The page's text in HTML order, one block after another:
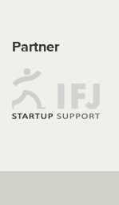
Partner